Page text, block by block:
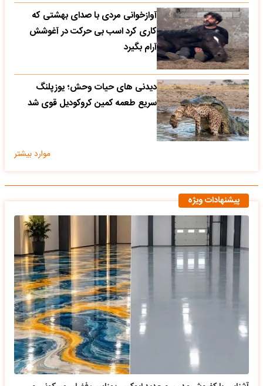
آوازخوانی مردی با صدای بهشتی که
کاری کرد اسب بی حرکت در آغوشش
آرام بگیرد
دیدنی های حیات وحش؛ یوزپلنگ
سریع طعمه کمین کروکودیل قوی شد
موارد بیشتر
پیشنهادات ویژه